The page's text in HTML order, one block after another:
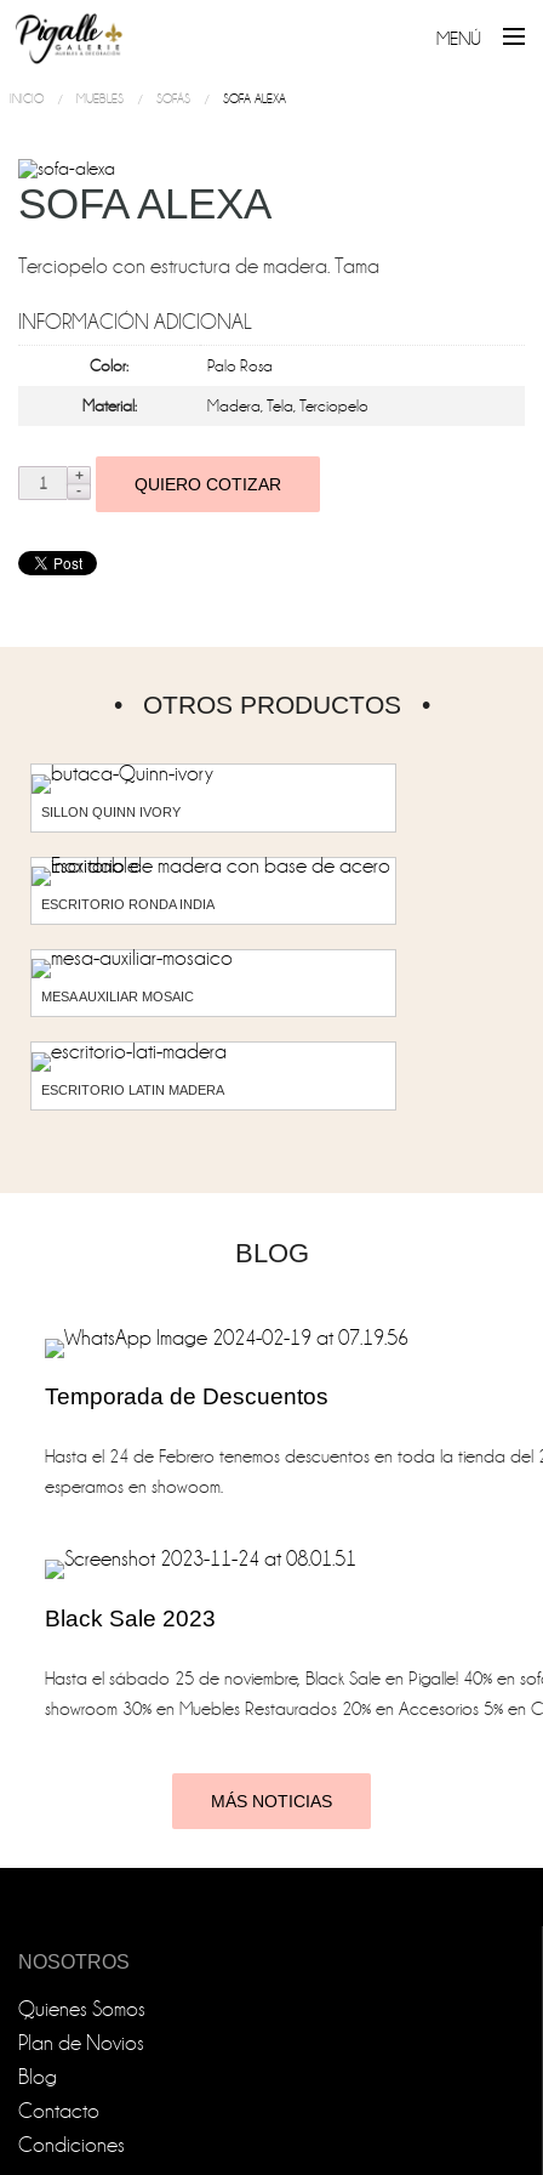
MENÚ
INICIO MUEBLES SOFÁS SOFA ALEXA
SOFA ALEXA
Terciopelo con estructura de madera. Tama
INFORMACIÓN ADICIONAL
Color: Palo Rosa
Material: Madera Tela Terciopelo
QUIERO COTIZAR
OTROS PRODUCTOS
SILLON QUINN IVORY
ESCRITORIO RONDA INDIA
MESA AUXILIAR MOSAIC
ESCRITORIO LATIN MADERA
BLOG
Temporada de Descuentos
Hasta el 24 de Febrero tenemos descuentos en toda la tienda del
esperamos en showoom.
Black Sale 2023
Hasta el sábado 25 de noviembre, Black Sale en Pigalle! 40% en
showroom 30% en Muebles Restaurados 20% en Accesorios 5% en
MÁS NOTICIAS
NOSOTROS
Quienes Somos
Plan de Novios
Blog
Contacto
Condiciones